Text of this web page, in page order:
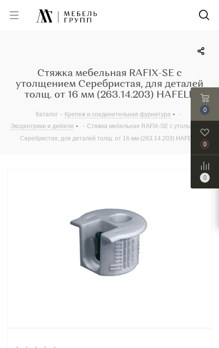
Стяжка мебельная RAFIX-SE с
утолщением Серебристая, для деталей
толщ. от 16 мм (263.14.203) HAFELE
Каталог - Крепеж и соединительная фурнитура
-
Эксцентрики и дюбеля
- Стяжка мебельная RAFIX-SE с утолщением
Серебристая, для деталей толщ. от 16 мм (263.14.203) HAFELE
0
0
0